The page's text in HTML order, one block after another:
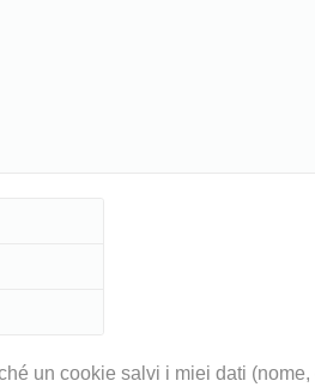
un cookie salvi i miei dati